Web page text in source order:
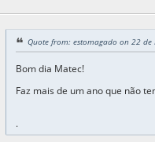
Quote from: estomagado on 22
Bom dia Matec!
Faz mais de um ano que não
.